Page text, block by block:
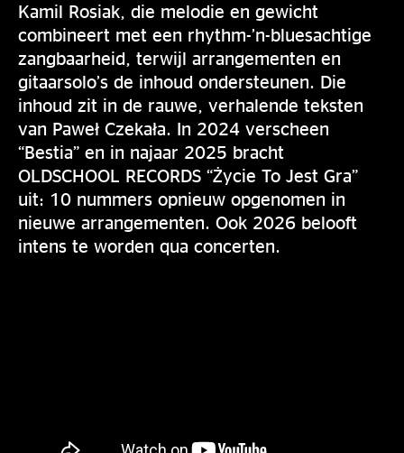
Kamil Rosiak, die melodie en gewicht
combineert met een rhythm-’n-bluesachtige
zangbaarheid, terwijl arrangementen en
gitaarsolo’s de inhoud ondersteunen. Die
inhoud zit in de rauwe, verhalende teksten
van Paweł Czekała. In 2024 verscheen
“Bestia” en in najaar 2025 bracht
OLDSCHOOL RECORDS “Życie To Jest Gra”
uit: 10 nummers opnieuw opgenomen in
nieuwe arrangementen. Ook 2026 belooft
intens te worden qua concerten.